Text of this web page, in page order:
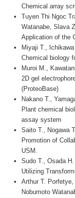
Chemical array
Tuyen Thi Ngoc
Watanabe, Slava
Application of the
Miyaji T.,
Chemical biology
Muroi M.,
2D gel
(ProteoBase)
Nakano T.,
Plant chemical
assay system
Saito T., Nogawa
Promotion of
USM.
Sudo T., Osada H.
Utilizing
Arthur T.
Nobumoto